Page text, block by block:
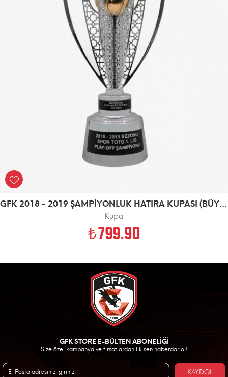
GFK 2018 - 2019 ŞAMPİYONLUK HATIRA KUPASI (BÜYÜK)
Kupa
799.90
GFK STORE E-BÜLTEN ABONELİĞİ
Size özel kampanya ve fırsatlardan ilk sen haberdar ol!
KAYDOL